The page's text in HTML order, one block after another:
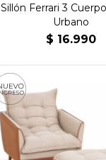
Sillón Ferrari 3
Urbano
$ 16.990